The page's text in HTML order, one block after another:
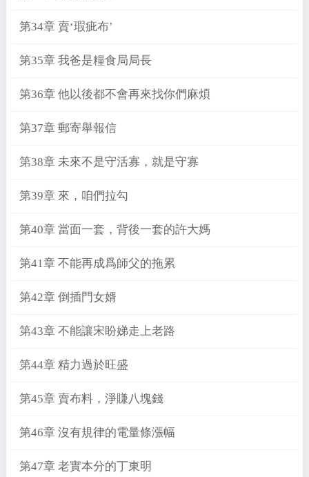
第34章 賣‘瑕疵布’
第35章 我爸是糧食局局長
第36章 他以後都不會再來找你們麻煩
第37章 郵寄舉報信
第38章 未來不是守活寡，就是守寡
第39章 來，咱們拉勾
第40章 當面一套，背後一套的許大媽
第41章 不能再成爲師父的拖累
第42章 倒插門女婿
第43章 不能讓宋盼娣走上老路
第44章 精力過於旺盛
第45章 賣布料，淨賺八塊錢
第46章 沒有規律的電量條漲幅
第47章 老實本分的丁東明